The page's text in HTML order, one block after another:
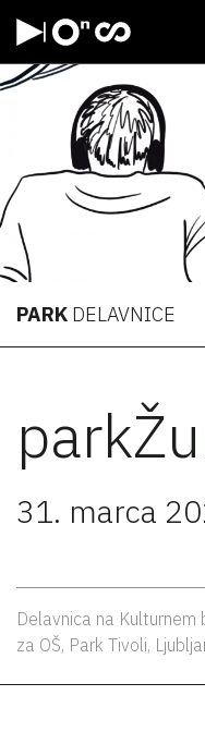
PARK DELAVNICE
31. marca
Delavnica na Kulturnem
za OŠ, Park Tivoli,